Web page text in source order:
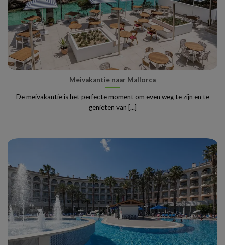
Meivakantie naar Mallorca
De meivakantie is het perfecte moment om even weg te zijn en te
genieten van [...]